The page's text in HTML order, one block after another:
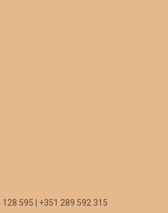
128 595 | +351 289 592 315